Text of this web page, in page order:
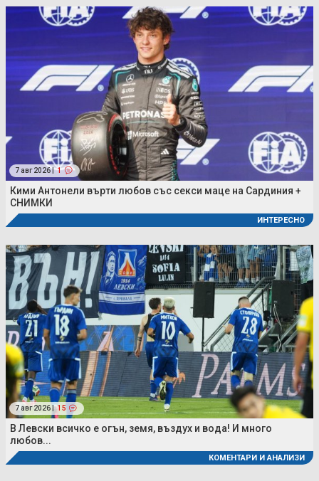
7 авг 2026 | 1
Кими Антонели върти любов със секси маце на Сардиния +
СНИМКИ
ИНТЕРЕСНО
7 авг 2026 | 15
В Левски всичко е огън, земя, въздух и вода! И много
любов...
КОМЕНТАРИ И АНАЛИЗИ